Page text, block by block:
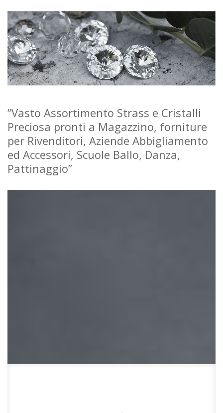
“Vasto Assortimento Strass e Cristalli
Preciosa pronti a Magazzino, forniture
per Rivenditori, Aziende Abbigliamento
ed Accessori, Scuole Ballo, Danza,
Pattinaggio”